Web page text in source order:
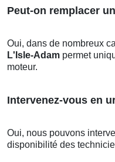
Peut-on remplacer
Oui, dans de nombreux
L'Isle-Adam permet
moteur.
Intervenez-vous en
Oui, nous pouvons
disponibilité des